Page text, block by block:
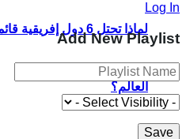
لماذا تحتل 6 دول
العالم؟
Log In
Add New Playlist